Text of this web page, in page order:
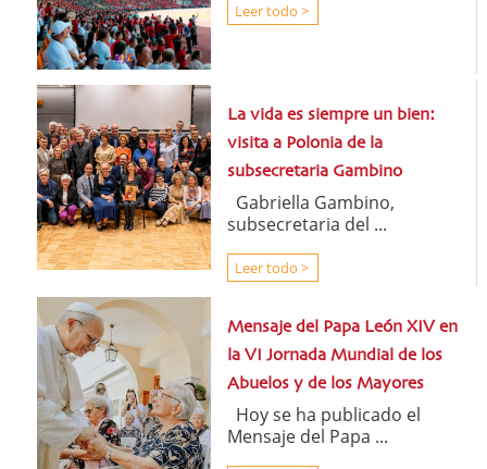
Leer todo >
La vida es siempre un bien:
visita a Polonia de la
subsecretaria Gambino
Gabriella Gambino,
subsecretaria del ...
Leer todo >
Mensaje del Papa León XIV en
la VI Jornada Mundial de los
Abuelos y de los Mayores
Hoy se ha publicado el
Mensaje del Papa ...